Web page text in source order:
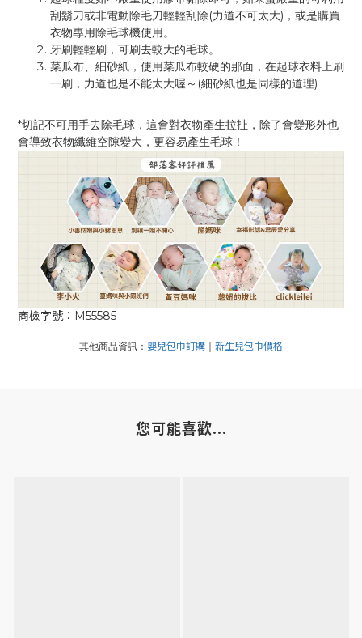
刮鬍刀或非電動除毛刀輕輕刮除 (力道不可太大) ，或是購買
衣物專用除毛球機使用。
牙刷輕輕刷，可刷去較大的毛球。
菜瓜布、細砂紙，使用菜瓜布較硬的那面，在起球衣料上刷
一刷，力道也是不能太大喔～ (細砂紙也是同樣的道理)
*切記不可用手去除毛球，這會對衣物產生拉扯，除了會變形外也
會導致衣物纖維空隙變大，更容易產生毛球！
商檢字號：M55585
其他商品資訊： 嬰兒包巾訂購 ｜ 新生兒包巾價格
您可能喜歡...